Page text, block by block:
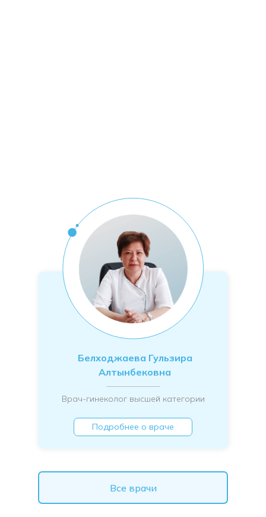
Все врачи
Белходжаева Гульзира
Алтынбековна
Врач-гинеколог высшей категории
Подробнее о враче